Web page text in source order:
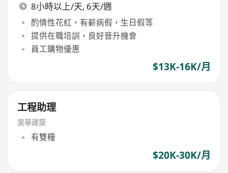
8小時以上/天, 6天/週
酌情性花紅，有薪病假，生日假等
提供在職培訓，良好晉升機會
員工購物優惠
$13K-16K/月
工程助理
昊華建築
有雙糧
$20K-30K/月